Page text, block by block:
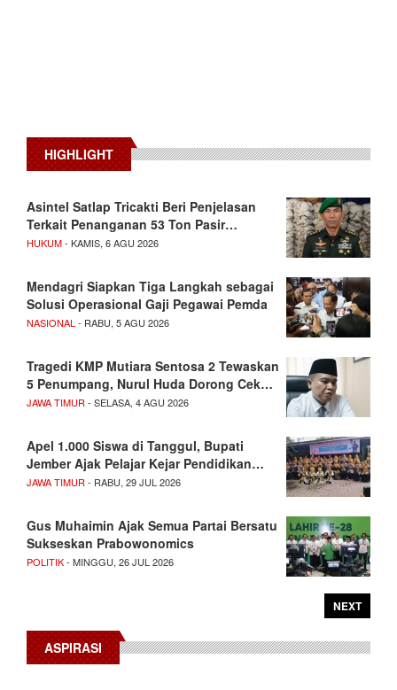
HIGHLIGHT
Asintel Satlap Tricakti Beri Penjelasan
Terkait Penanganan 53 Ton Pasir…
HUKUM- KAMIS, 6 AGU 2026
Mendagri Siapkan Tiga Langkah sebagai
Solusi Operasional Gaji Pegawai Pemda
NASIONAL - RABU, 5 AGU 2026
Tragedi KMP Mutiara Sentosa 2 Tewaskan
5 Penumpang, Nurul Huda Dorong Cek…
JAWA TIMUR - SELASA, 4 AGU 2026
Apel 1.000 Siswa di Tanggul, Bupati
Jember Ajak Pelajar Kejar Pendidikan…
JAWA TIMUR - RABU, 29 JUL 2026
Gus Muhaimin Ajak Semua Partai Bersatu
Sukseskan Prabowonomics
POLITIK- MINGGU, 26 JUL 2026
NEXT
ASPIRASI